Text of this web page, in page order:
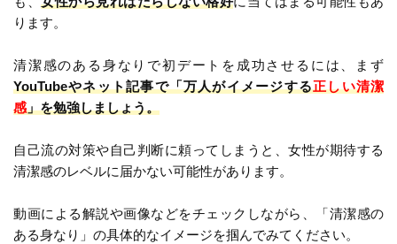
ります。
清潔感のある身なりで初デートを成功させるには、まず
YouTubeやネット記事で「万人がイメージする正しい清潔
感」を勉強しましょう。
自己流の対策や自己判断に頼ってしまうと、女性が期待する
清潔感のレベルに届かない可能性があります。
動画による解説や画像などをチェックしながら、「清潔感の
ある身なり」の具体的なイメージを掴んでみてください。